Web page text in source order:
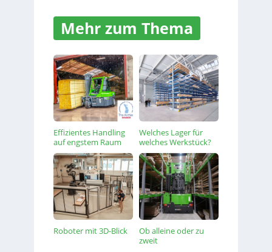
Mehr zum Thema
Effizientes Handling
auf engstem Raum
Welches Lager für
welches Werkstück?
Roboter mit 3D-Blick
Ob alleine oder zu
zweit